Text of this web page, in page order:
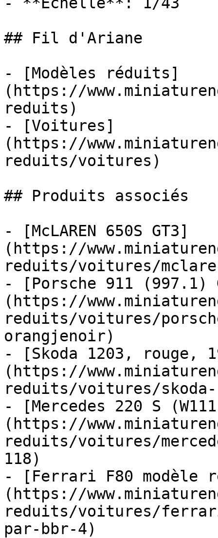
## Fil d'Ariane
- [Modèles réduits]
(https://
reduits)
- [Voitures]
(https://
reduits/voitures)
## Produits associés
- [McLAREN 650S GT3]
(https://
reduits/voitures/
- [Porsche 911 (997.1)
(https://
reduits/voitures/
orangjenoir)
- [Skoda 1203, rouge,
(https://
reduits/voitures/skoda-
- [Mercedes 220 S
(https://
reduits/voitures/
118)
- [Ferrari F80 modèle
(https://
reduits/voitures/
par-bbr-4)